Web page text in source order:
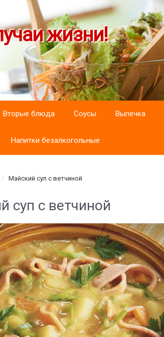
жизни!
Вторые блюда Соусы Выпечка
Напитки безалкогольные
Майский суп с ветчиной
суп с ветчиной